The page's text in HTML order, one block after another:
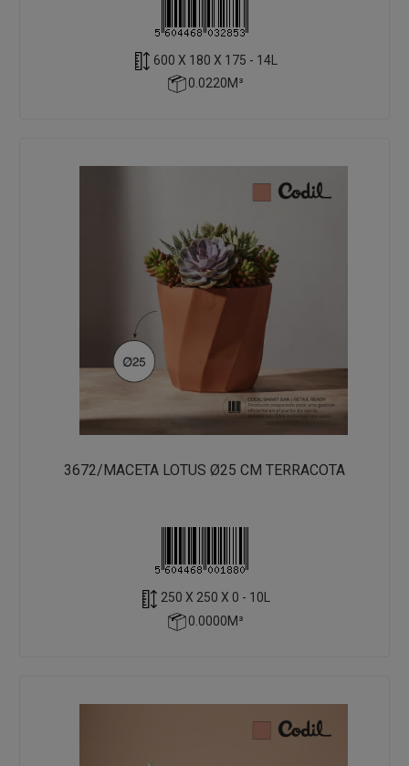
600 X 180 X 175 - 14L
0.0220M³
3672/MACETA LOTUS Ø25 CM TERRACOTA
250 X 250 X 0 - 10L
0.0000M³